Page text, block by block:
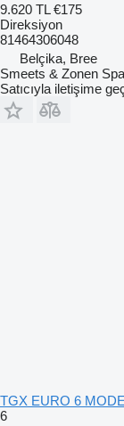
9.620 TL €175
Direksiyon
81464306048
Belçika, Bree
Smeets & Zonen
Satıcıyla iletişime
TGX EURO 6
6